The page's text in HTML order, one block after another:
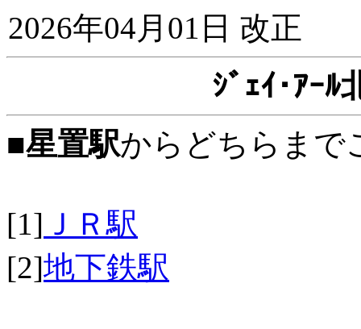
2026年04月01日 改正
ｼﾞｪｲ･ｱｰﾙ
■星置駅からどちらまで
[1] ＪＲ駅
[2]地下鉄駅